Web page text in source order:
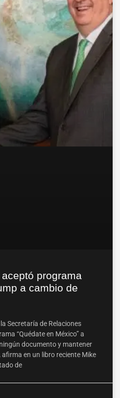
programa
a cambio de
Secretaría de Relaciones
“Quédate en México” a
documento y mantener
en un libro reciente Mike
de